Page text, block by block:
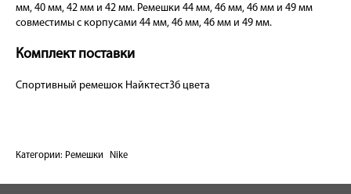
мм, 40 мм, 42 мм и 42 мм. Ремешки 44 мм, 46 мм, 46 мм и 49 мм
совместимы с корпусами 44 мм, 46 мм, 46 мм и 49 мм.
Комплект поставки
Спортивный ремешок Найктест3б цвета
Категории: Ремешки Nike